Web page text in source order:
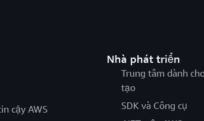
cậy AWS
Nhà phát triển
Trung tâm dành
tạo
SDK và Công cụ